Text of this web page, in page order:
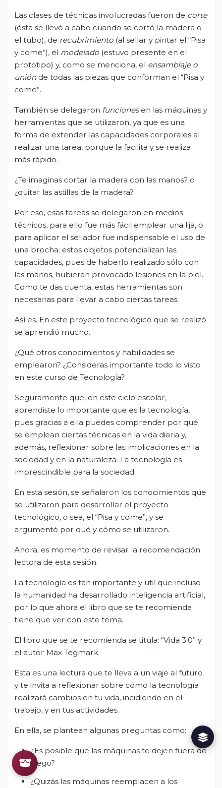
Las clases de técnicas involucradas fueron de corte
(ésta se llevó a cabo cuando se cortó la madera o
el tubo), de recubrimiento (al sellar y pintar el “Pisa
y come”), el modelado (estuvo presente en el
prototipo) y, como se menciona, el ensamblaje o
unión de todas las piezas que conforman el “Pisa y
come”.
También se delegaron funcionesen las máquinas y
herramientas que se utilizaron, ya que es una
forma de extender las capacidades corporales al
realizar una tarea, porque la facilita y se realiza
más rápido.
¿Te imaginas cortar la madera con las manos? o
¿quitar las astillas de la madera?
Por eso, esas tareas se delegaron en medios
técnicos, para ello fue más fácil emplear una lija, o
para aplicar el sellador fue indispensable el uso de
una brocha; estos objetos potencializan las
capacidades, pues de haberlo realizado sólo con
las manos, hubieran provocado lesiones en la piel.
Como te das cuenta, estas herramientas son
necesarias para llevar a cabo ciertas tareas.
Así es. En este proyecto tecnológico que se realizó
se aprendió mucho.
¿Qué otros conocimientos y habilidades se
emplearon? ¿Consideras importante todo lo visto
en este curso de Tecnología?
Seguramente que, en este ciclo escolar,
aprendiste lo importante que es la tecnología,
pues gracias a ella puedes comprender por qué
se emplean ciertas técnicas en la vida diaria y,
además, reflexionar sobre las implicaciones en la
sociedad y en la naturaleza. La tecnología es
imprescindible para la sociedad.
En esta sesión, se señalaron los conocimientos que
se utilizaron para desarrollar el proyecto
tecnológico, o sea, el “Pisa y come”, y se
argumentó por qué y cómo se utilizaron.
Ahora, es momento de revisar la recomendación
lectora de esta sesión.
La tecnología es tan importante y útil que incluso
la humanidad ha desarrollado inteligencia artificial,
por lo que ahora el libro que se te recomienda
tiene que ver con este tema.
El libro que se te recomienda se titula: “Vida 3.0” y
el autor Max Tegmark.
Esta es una lectura que te lleva a un viaje al futuro
y te invita a reflexionar sobre cómo la tecnología
realizará cambios en tu vida, incidiendo en el
trabajo, y en tus actividades.
En ella, se plantean algunas preguntas como:
¿Es posible que las máquinas te dejen fuera de
juego?
¿Quizás las máquinas reemplacen a los